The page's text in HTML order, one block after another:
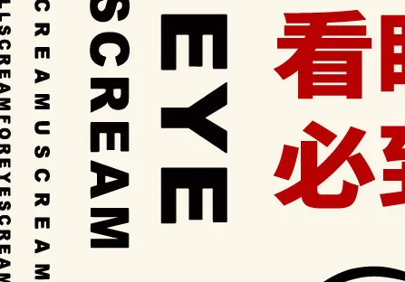
【官方精選】凡購買冷藏商品加購保冷袋現折50元
Eye scream 手提保冷袋
定価NT$420
追加注文価格